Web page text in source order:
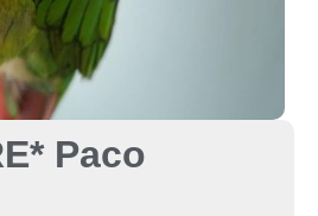
Paco